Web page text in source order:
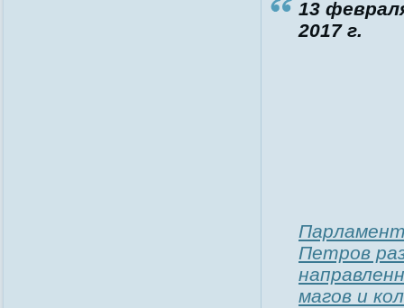
13
2017 г.
Петров
магов и